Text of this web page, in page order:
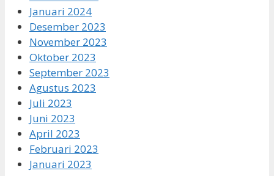
Januari 2024
Desember 2023
November 2023
Oktober 2023
September 2023
Agustus 2023
Juli 2023
Juni 2023
April 2023
Februari 2023
Januari 2023